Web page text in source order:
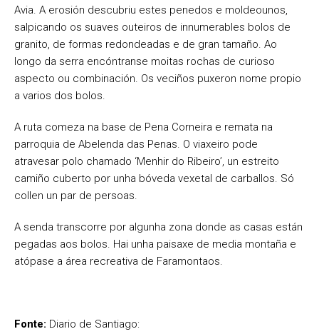
Avia. A erosión descubriu estes penedos e moldeounos,
salpicando os suaves outeiros de innumerables bolos de
granito, de formas redondeadas e de gran tamaño. Ao
longo da serra encóntranse moitas rochas de curioso
aspecto ou combinación. Os veciños puxeron nome propio
a varios dos bolos.
A ruta comeza na base de Pena Corneira e remata na
parroquia de Abelenda das Penas. O viaxeiro pode
atravesar polo chamado ‘Menhir do Ribeiro’, un estreito
camiño cuberto por unha bóveda vexetal de carballos. Só
collen un par de persoas.
A senda transcorre por algunha zona donde as casas están
pegadas aos bolos. Hai unha paisaxe de media montaña e
atópase a área recreativa de Faramontaos.
Fonte: Diario de Santiago: